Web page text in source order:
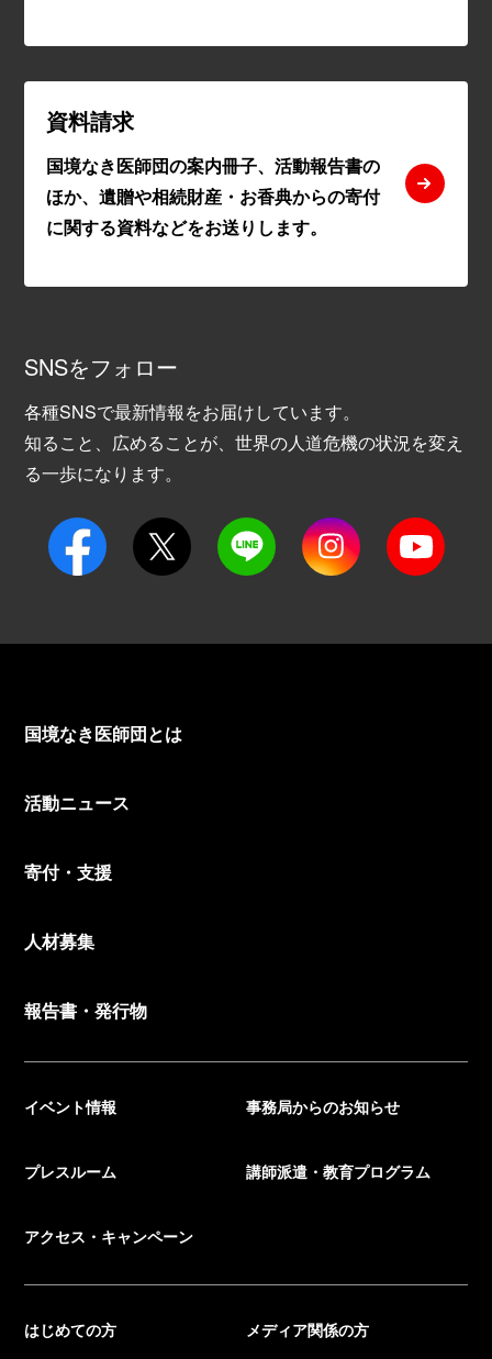
資料請求
国境なき医師団の案内冊子、活動報告書の
ほか、遺贈や相続財産・お香典からの寄付
に関する資料などをお送りします。
SNSをフォロー
各種SNSで最新情報をお届けしています。
知ること、広めることが、世界の人道危機の状況を変え
る一歩になります。
国境なき医師団とは
活動ニュース
寄付・支援
人材募集
報告書・発行物
イベント情報 事務局からのお知らせ
プレスルーム 講師派遣・教育プログラム
アクセス・キャンペーン
はじめての方 メディア関係の方